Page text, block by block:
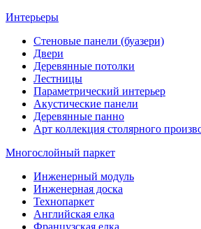
Интерьеры
Стеновые панели (буазери)
Двери
Деревянные потолки
Лестницы
Параметрический интерьер
Акустические панели
Деревянные панно
Арт коллекция столярного
Многослойный паркет
Инженерный модуль
Инженерная доска
Технопаркет
Английская елка
Французская елка